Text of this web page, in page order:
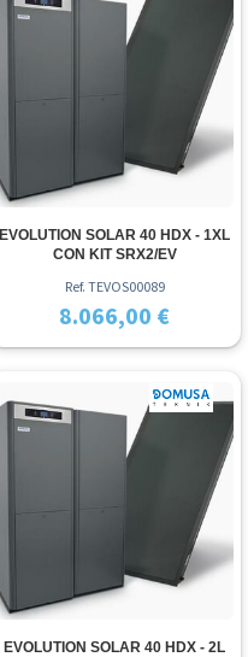
EVOLUTION SOLAR 40 HDX - 1XL
CON KIT SRX2/EV
Ref. TEVOS00089
8.066,00 €
EVOLUTION SOLAR 40 HDX - 2L